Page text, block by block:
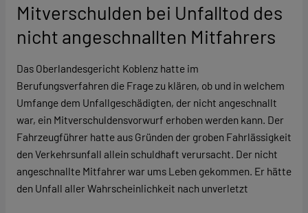
Mitverschulden bei Unfalltod des
nicht angeschnallten Mitfahrers
Das Oberlandesgericht Koblenz hatte im
Berufungsverfahren die Frage zu klären, ob und in welchem
Umfange dem Unfallgeschädigten, der nicht angeschnallt
war, ein Mitverschuldensvorwurf erhoben werden kann. Der
Fahrzeugführer hatte aus Gründen der groben Fahrlässigkeit
den Verkehrsunfall allein schuldhaft verursacht. Der nicht
angeschnallte Mitfahrer war ums Leben gekommen. Er hätte
den Unfall aller Wahrscheinlichkeit nach unverletzt
Mitverschulden
Unfalltod
nicht
angeschnallten
Mitfahrers